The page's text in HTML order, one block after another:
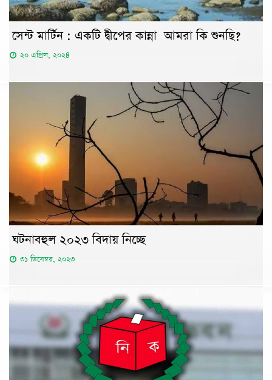
সেন্ট মার্টিন : একটি দ্বীপের কান্না আমরা কি শুনছি?
২০ এপ্রিল, ২০২৪
ঘটনাবহুল ২০২৩ বিদায় নিচ্ছে
৩১ ডিসেম্বর, ২০২৩